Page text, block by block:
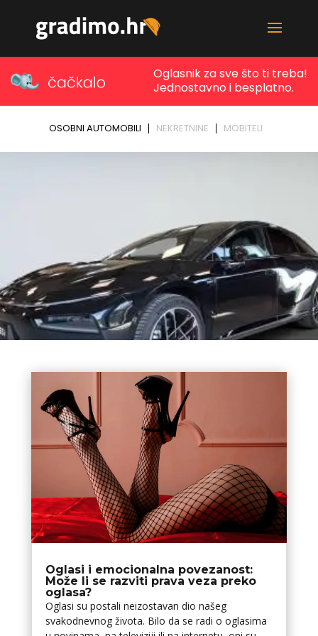
Oglasi i emocionalna povezanost:
Može li se razviti prava veza preko
oglasa?
Oglasi su postali neizostavan dio našeg
svakodnevnog života. Bilo da se radi o oglasima